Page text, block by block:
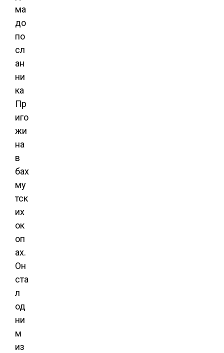
ма
до
по
сл
ан
ни
ка
Пр
иго
жи
на
в
бах
му
тск
их
ок
оп
ах.
Он
ста
л
од
ни
м
из